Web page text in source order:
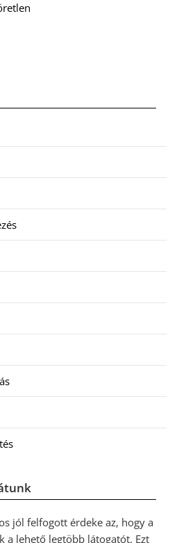
jól felfogott érdeke az, hogy a
a lehető legtöbb látogatót. Ezt